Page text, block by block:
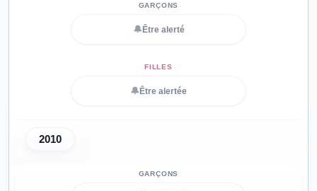
🔔 Être alerté
🔔 Être alertée
2010